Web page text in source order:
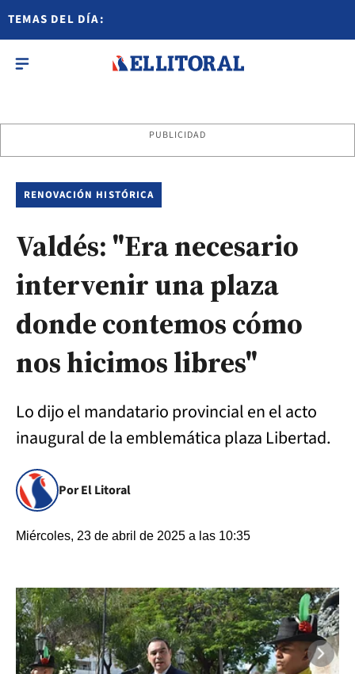
TEMAS DEL DÍA:
PUBLICIDAD
RENOVACIÓN HISTÓRICA
Valdés: "Era necesario
intervenir una plaza
donde contemos cómo
nos hicimos libres"
Lo dijo el mandatario provincial en el acto
inaugural de la emblemática plaza Libertad.
Por El Litoral
Miércoles, 23 de abril de 2025 a las 10:35